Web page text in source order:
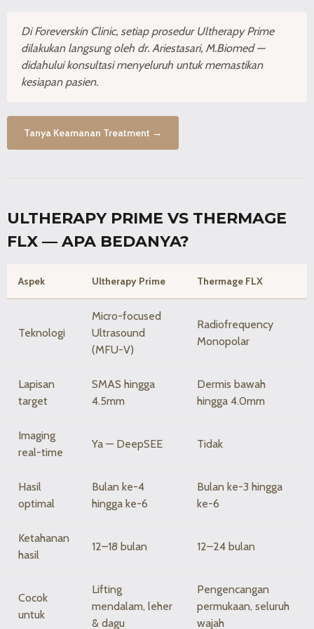
Di Foreverskin Clinic, setiap prosedur Ultherapy Prime
dilakukan langsung oleh dr. Ariestasari, M.Biomed —
didahului konsultasi menyeluruh untuk memastikan
kesiapan pasien.
Tanya Keamanan Treatment →
ULTHERAPY PRIME VS THERMAGE
FLX — APA BEDANYA?
Aspek Ultherapy Prime Thermage FLX
Teknologi
Micro-focused
Ultrasound
(MFU-V)
Radiofrequency
Monopolar
Lapisan
target
SMAS hingga
4.5mm
Dermis bawah
hingga 4.0mm
Imaging
real-time
Ya — DeepSEE Tidak
Hasil
optimal
Bulan ke-4
hingga ke-6
Bulan ke-3 hingga
ke-6
Ketahanan
hasil
12–18 bulan 12–24 bulan
Cocok
untuk
Lifting
mendalam, leher
& dagu
Pengencangan
permukaan, seluruh
wajah